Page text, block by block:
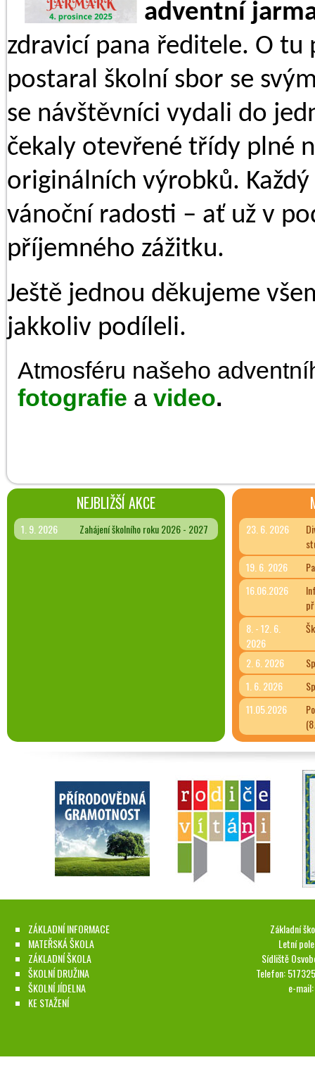
adventní
zdravicí pana ředitele. O tu
postaral školní sbor se
se návštěvníci vydali do
čekaly otevřené třídy plné
originálních výrobků.
vánoční radosti – ať už v
příjemného zážitku.
Ještě jednou děkujeme
jakkoliv podíleli.
Atmosféru našeho
fotografie a video.
NEJBLIŽŠÍ AKCE
1. 9. 2026 Zahájení školního roku 2026 - 2027 23. 6. 2026
19. 6. 2026
16.06.2026
8. - 12. 6.
2026
2. 6. 2026
1. 6. 2026
11.05.2026
ZÁKLADNÍ INFORMACE
MATEŘSKÁ ŠKOLA
ZÁKLADNÍ ŠKOLA
ŠKOLNÍ DRUŽINA
ŠKOLNÍ JÍDELNA
KE STAŽENÍ
Základní
Letní
Sídliště
Telefon:
e-mail: